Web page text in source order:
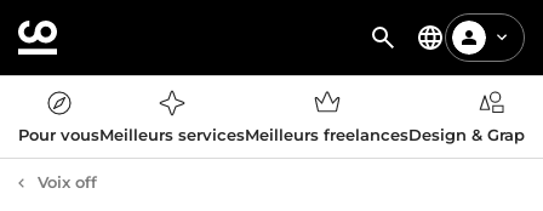
Pour vousMeilleurs servicesMeilleurs freelancesDesign &
Voix off